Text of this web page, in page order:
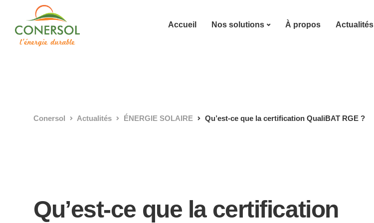
Accueil Nos solutions À propos Actualités
Conersol Actualités ÉNERGIE SOLAIRE Qu’est-ce que la certification QualiBAT RGE ?
Qu’est-ce que la certification